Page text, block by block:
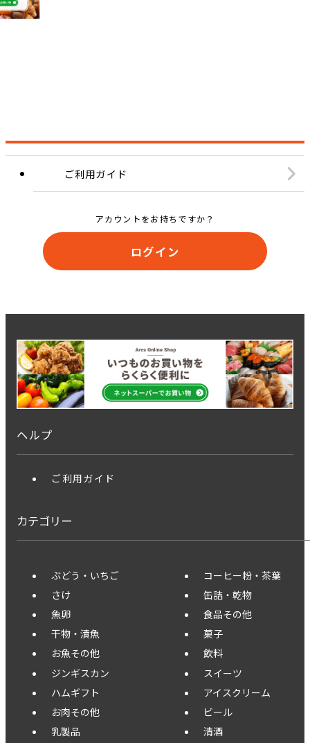
ご利用ガイド
アカウントをお持ちですか？
ログイン
ヘルプ
ご利用ガイド
カテゴリー
ぶどう・いちご
さけ
魚卵
干物・漬魚
お魚その他
ジンギスカン
ハムギフト
お肉その他
乳製品
コーヒー粉・茶葉
缶詰・乾物
食品その他
菓子
飲料
スイーツ
アイスクリーム
ビール
清酒